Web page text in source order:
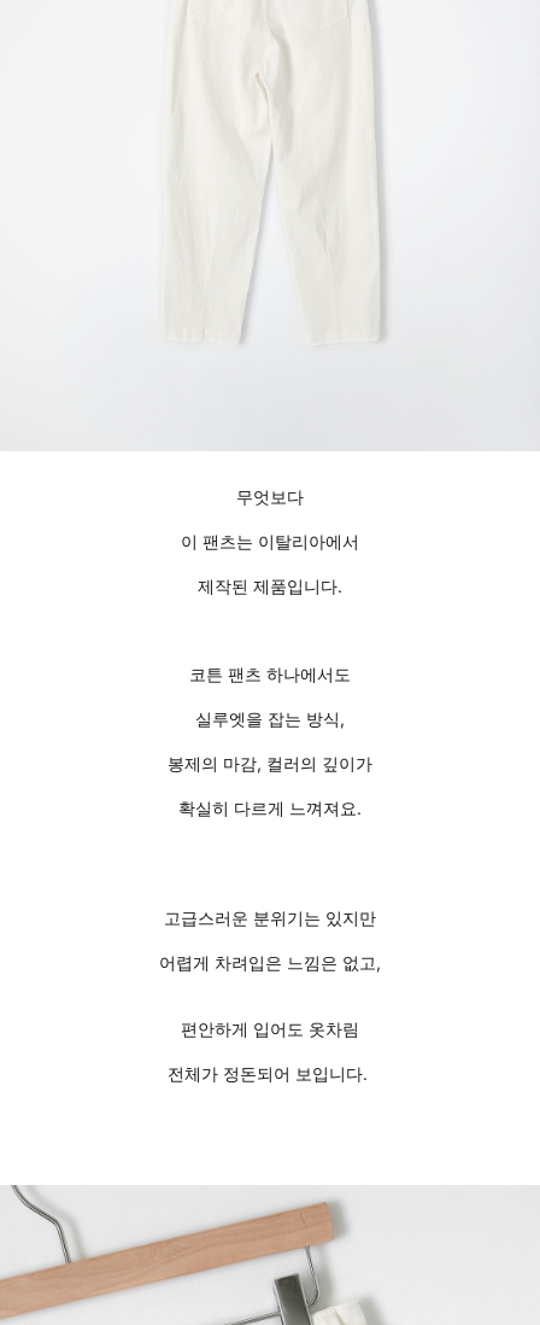
무엇보다
이 팬츠는 이탈리아에서
제작된 제품입니다.
코튼 팬츠 하나에서도
실루엣을 잡는 방식,
봉제의 마감, 컬러의 깊이가
확실히 다르게 느껴져요.
고급스러운 분위기는 있지만
어렵게 차려입은 느낌은 없고,
편안하게 입어도 옷차림
전체가 정돈되어 보입니다.